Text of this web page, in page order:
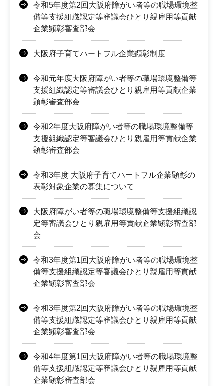
令和5年度第2回大阪府障がい者等の職場環境整
備等支援組織認定等審議会ひとり親雇用等貢献
企業顕彰審査部会
大阪府子育てハートフル企業顕彰制度
令和元年度大阪府障がい者等の職場環境整備等
支援組織認定等審議会ひとり親雇用等貢献企業
顕彰審査部会
令和2年度大阪府障がい者等の職場環境整備等
支援組織認定等審議会ひとり親雇用等貢献企業
顕彰審査部会
令和3年度 大阪府子育てハートフル企業顕彰の
表彰対象企業の募集について
大阪府障がい者等の職場環境整備等支援組織認
定等審議会ひとり親雇用等貢献企業顕彰審査部
会
令和3年度第1回大阪府障がい者等の職場環境整
備等支援組織認定等審議会ひとり親雇用等貢献
企業顕彰審査部会
令和3年度第2回大阪府障がい者等の職場環境整
備等支援組織認定等審議会ひとり親雇用等貢献
企業顕彰審査部会
令和4年度第1回大阪府障がい者等の職場環境整
備等支援組織認定等審議会ひとり親雇用等貢献
企業顕彰審査部会